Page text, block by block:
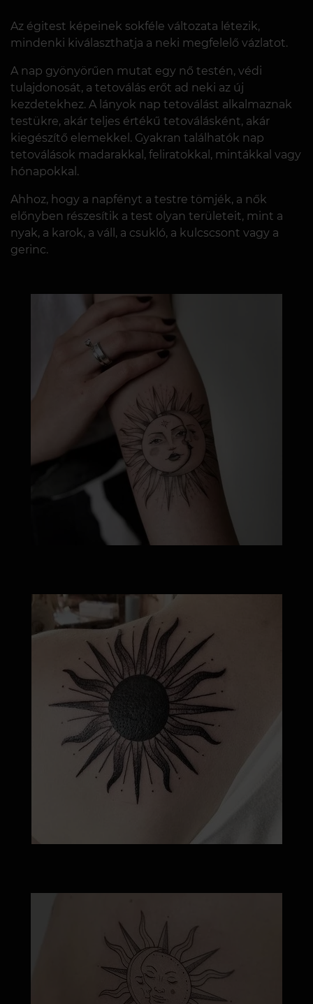
Az égitest képeinek sokféle változata létezik,
mindenki kiválaszthatja a neki megfelelő vázlatot.
A nap gyönyörűen mutat egy nő testén, védi
tulajdonosát, a tetoválás erőt ad neki az új
kezdetekhez. A lányok nap tetoválást alkalmaznak
testükre, akár teljes értékű tetoválásként, akár
kiegészítő elemekkel. Gyakran találhatók nap
tetoválások madarakkal, feliratokkal, mintákkal vagy
hónapokkal.
Ahhoz, hogy a napfényt a testre tömjék, a nők
előnyben részesítik a test olyan területeit, mint a
nyak, a karok, a váll, a csukló, a kulcscsont vagy a
gerinc.